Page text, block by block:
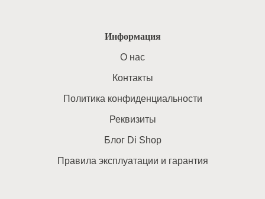
Информация
O нас
Контакты
Политика конфиденциальности
Реквизиты
Блог Di Shop
Правила эксплуатации и гарантия